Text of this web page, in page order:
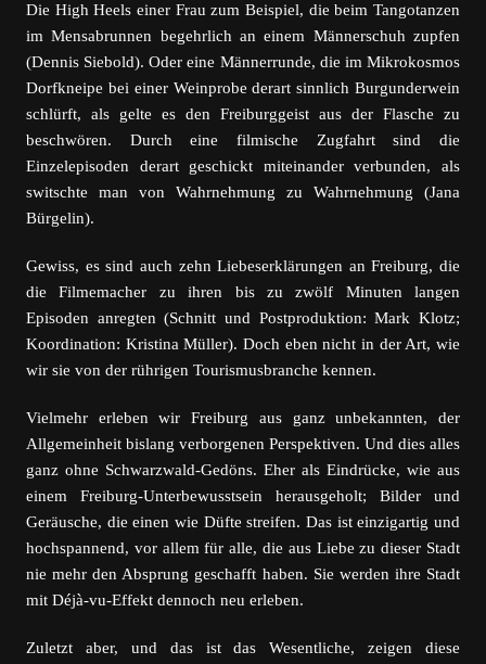
Die High Heels einer Frau zum Beispiel, die beim Tangotanzen
im Mensabrunnen begehrlich an einem Männerschuh zupfen
(Dennis Siebold). Oder eine Männerrunde, die im Mikrokosmos
Dorfkneipe bei einer Weinprobe derart sinnlich Burgunderwein
schlürft, als gelte es den Freiburggeist aus der Flasche zu
beschwören. Durch eine filmische Zugfahrt sind die
Einzelepisoden derart geschickt miteinander verbunden, als
switschte man von Wahrnehmung zu Wahrnehmung (Jana
Bürgelin).
Gewiss, es sind auch zehn Liebeserklärungen an Freiburg, die
die Filmemacher zu ihren bis zu zwölf Minuten langen
Episoden anregten (Schnitt und Postproduktion: Mark Klotz;
Koordination: Kristina Müller). Doch eben nicht in der Art, wie
wir sie von der rührigen Tourismusbranche kennen.
Vielmehr erleben wir Freiburg aus ganz unbekannten, der
Allgemeinheit bislang verborgenen Perspektiven. Und dies alles
ganz ohne Schwarzwald-Gedöns. Eher als Eindrücke, wie aus
einem Freiburg-Unterbewusstsein herausgeholt; Bilder und
Geräusche, die einen wie Düfte streifen. Das ist einzigartig und
hochspannend, vor allem für alle, die aus Liebe zu dieser Stadt
nie mehr den Absprung geschafft haben. Sie werden ihre Stadt
mit Déjà-vu-Effekt dennoch neu erleben.
Zuletzt aber, und das ist das Wesentliche, zeigen diese